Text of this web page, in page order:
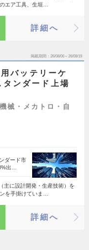
エア工具、生垣…
詳細へ
掲載期間 26/08/06～26/08/19
バッテリーケ
ンダード上場
械・メカトロ・自
ダード市
出…
主に設計開発・生産技術）を
を手掛けていま…
詳細へ